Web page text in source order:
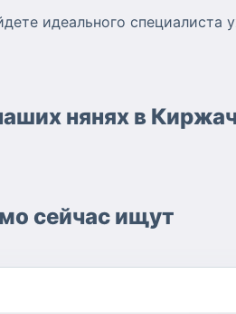
идеального специалиста
нянях в
сейчас ищут